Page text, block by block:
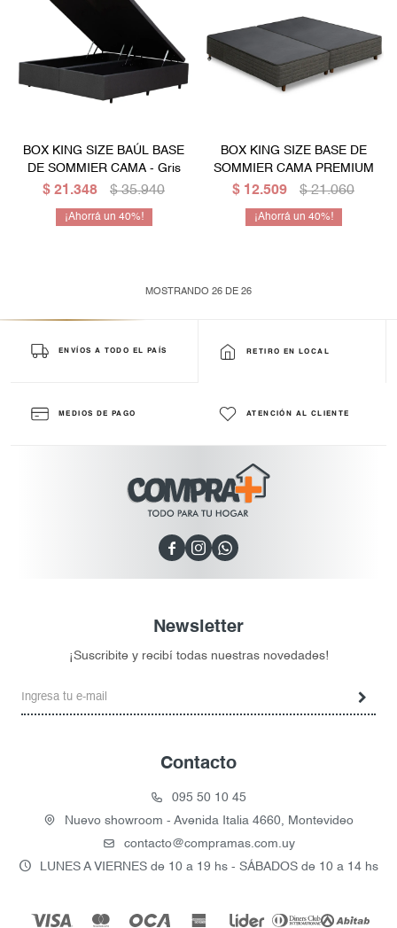
BOX KING SIZE BAÚL BASE
DE SOMMIER CAMA - Gris
$ 21.348 $ 35.940
40
BOX KING SIZE BASE DE
SOMMIER CAMA PREMIUM
$ 12.509 $ 21.060
40
MOSTRANDO 26 DE 26
ENVÍOS A TODO EL PAÍS RETIRO EN LOCAL
MEDIOS DE PAGO ATENCIÓN AL CLIENTE
  
Contacto
095 50 10 45
Nuevo showroom - Avenida Italia 4660, Montevideo
contacto@compramas.com.uy
LUNES A VIERNES de 10 a 19 hs - SÁBADOS de 10 a 14 hs
Newsletter
¡Suscribite y recibí todas nuestras novedades!